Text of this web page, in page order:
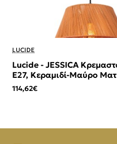
LUCIDE
Lucide - JESSICA Κρεμαστό Φωτιστικό
E27, Κεραμιδί-Μαύρο Ματ
114,62€